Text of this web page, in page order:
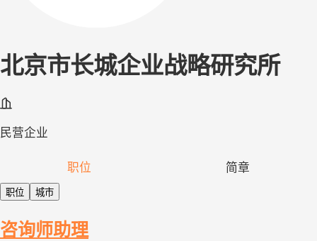
北京市长城企业战略研究所
民营企业
职位 简章
职位 城市
咨询师助理